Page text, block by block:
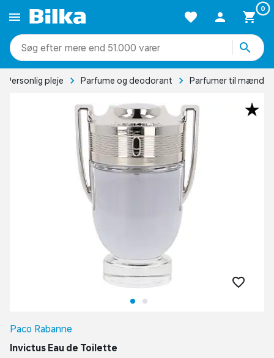
0
mere end 51.000 varer
Personlig pleje Parfume og deodorant Parfumer til mænd
Paco Rabanne
Invictus Eau de Toilette